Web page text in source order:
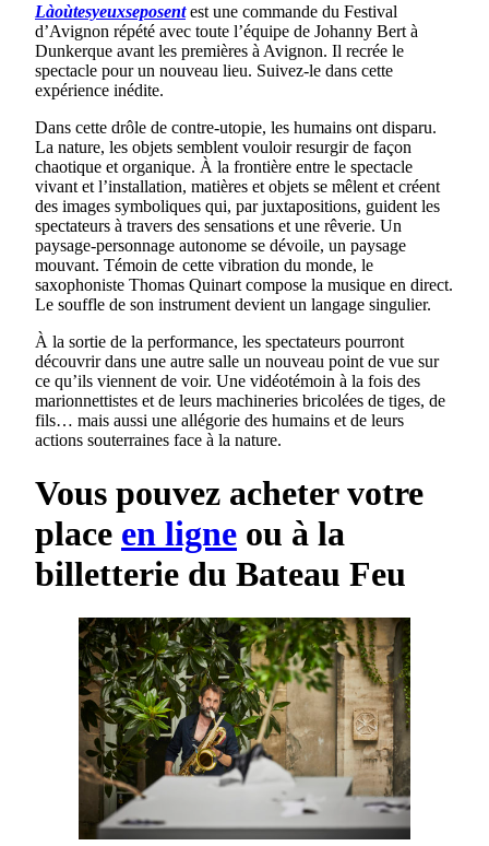
Làoùtesyeuxseposent est une commande du Festival
d’Avignon répété avec toute l’équipe de Johanny Bert à
Dunkerque avant les premières à Avignon. Il recrée le
spectacle pour un nouveau lieu. Suivez-le dans cette
expérience inédite.
Dans cette drôle de contre-utopie, les humains ont disparu.
La nature, les objets semblent vouloir resurgir de façon
chaotique et organique. À la frontière entre le spectacle
vivant et l’installation, matières et objets se mêlent et créent
des images symboliques qui, par juxtapositions, guident les
spectateurs à travers des sensations et une rêverie. Un
paysage-personnage autonome se dévoile, un paysage
mouvant. Témoin de cette vibration du monde, le
saxophoniste Thomas Quinart compose la musique en direct.
Le souffle de son instrument devient un langage singulier.
À la sortie de la performance, les spectateurs pourront
découvrir dans une autre salle un nouveau point de vue sur
ce qu’ils viennent de voir. Une vidéotémoin à la fois des
marionnettistes et de leurs machineries bricolées de tiges, de
fils… mais aussi une allégorie des humains et de leurs
actions souterraines face à la nature.
Vous pouvez acheter votre
place en ligne ou à la
billetterie du Bateau Feu